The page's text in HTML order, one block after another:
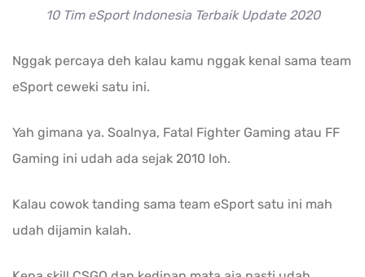
10 Tim eSport Indonesia Terbaik Update 2020
Nggak percaya deh kalau kamu nggak kenal sama team
eSport ceweki satu ini.
Yah gimana ya. Soalnya, Fatal Fighter Gaming atau FF
Gaming ini udah ada sejak 2010 loh.
Kalau cowok tanding sama team eSport satu ini mah
udah dijamin kalah.